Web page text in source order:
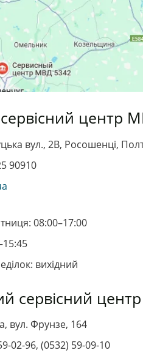
центр
вул., 2В, Росошенці,
90910
08:00–17:00
вихідний
сервісний
вул. Фрунзе, 164
02-96, (0532) 59-09-10